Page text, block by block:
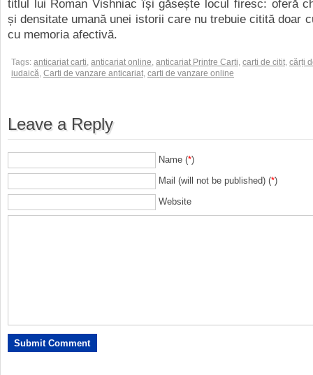
titlul lui Roman Vishniac își găsește locul firesc: oferă
și densitate umană unei istorii care nu trebuie citită doar
cu memoria afectivă.
Tags: anticariat carti, anticariat online, anticariat Printre Carti, carti de citit, cărți
iudaică, Carti de vanzare anticariat, carti de vanzare online
Leave a Reply
Name (*)
Mail (will not be published) (*)
Website